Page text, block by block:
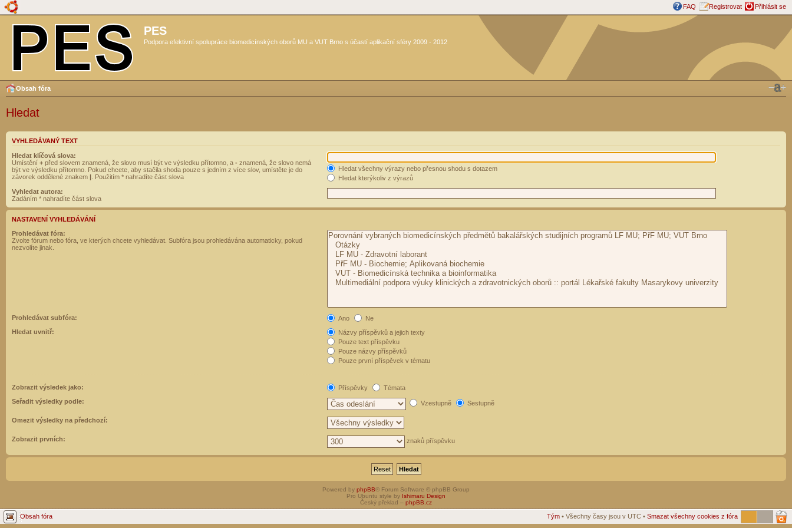
FAQ Registrovat Přihlásit se
PES
Podpora efektivní spolupráce biomedicínských oborů MU a VUT Brno s účastí aplikační sféry 2009 - 2012
Obsah fóra
Hledat
VYHLEDÁVANÝ TEXT
Hledat klíčová slova:
Umístění + před slovem znamená, že slovo musí být ve výsledku přítomno, a - znamená, že slovo nemá
být ve výsledku přítomno. Pokud chcete, aby stačila shoda pouze s jedním z více slov, umístěte je do
závorek oddělené znakem | . Použitím * nahradíte část slova
Hledat všechny výrazy nebo přesnou shodu s dotazem
Hledat kterýkoliv z výrazů
Vyhledat autora:
Zadáním * nahradíte část slova
NASTAVENÍ VYHLEDÁVÁNÍ
Prohledávat fóra:
Zvolte fórum nebo fóra, ve kterých chcete vyhledávat. Subfóra jsou prohledávána automaticky, pokud
nezvolíte jinak.
Prohledávat subfóra: Ano
Ne
Hledat uvnitř:
Názvy příspěvků a jejich texty
Pouze text příspěvku
Pouze názvy příspěvků
Pouze první příspěvek v tématu
Zobrazit výsledek jako: Příspěvky
Témata
Seřadit výsledky podle:
Vzestupně Sestupně
Omezit výsledky na předchozí:
Zobrazit prvních: znaků příspěvku
Powered by phpBB® Forum Software © phpBB Group
Pro Ubuntu style by Ishimaru Design
Český překlad – phpBB.cz
Obsah fóra Tým • Všechny časy jsou v UTC • Smazat všechny cookies z fóra